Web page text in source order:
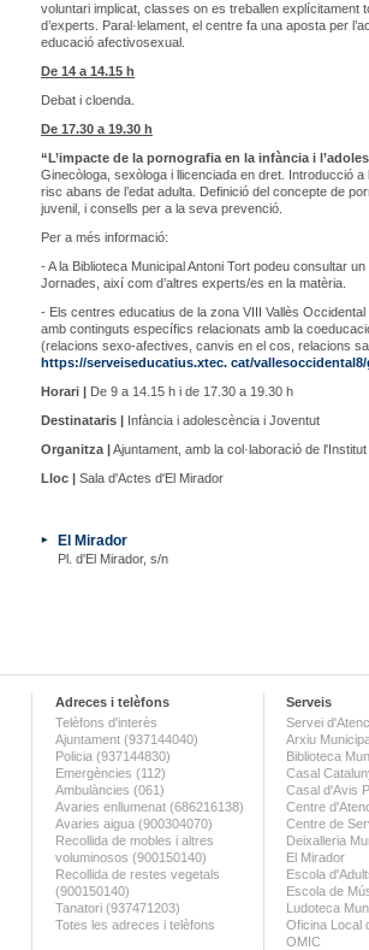
voluntari implicat, classes on es treballen explícitament
d’experts. Paral·lelament, el centre fa una aposta per
educació afectivosexual.
De 14 a 14.15 h
Debat i cloenda.
De 17.30 a 19.30 h
“L’impacte de la pornografia en la infància i
Ginecòloga, sexòloga i llicenciada en dret. Introducció
risc abans de l’edat adulta. Definició del concepte de
juvenil, i consells per a la seva prevenció.
Per a més informació:
- A la Biblioteca Municipal Antoni Tort podeu consultar
Jornades, així com d’altres experts/es en la matèria.
- Els centres educatius de la zona VIII Vallès
amb continguts específics relacionats amb la
(relacions sexo-afectives, canvis en el cos, relacions
https://serveiseducatius.xtec. cat/
Horari | De 9 a 14.15 h i de 17.30 a 19.30 h
Destinataris | Infància i adolescència i Joventut
Organitza |Ajuntament, amb la col·laboració de
Lloc | Sala d'Actes d'El Mirador
El Mirador
Pl. d'El Mirador, s/n
Adreces i telèfons
Telèfons d'interès
Ajuntament (937144040)
Policia (937144830)
Emergències (112)
Ambulàncies (061)
Avaries enllumenat (686216138)
Avaries aigua (900304070)
Recollida de mobles i altres
voluminosos (900150140)
Recollida de restes vegetals
(900150140)
Tanatori (937471203)
Totes les adreces i telèfons
Serveis
Servei
Arxiu
Biblioteca
Casal
Casal d'Avis
Centre
Centre de
Deixalleria
El Mirador
Escola
Escola de
Ludoteca
Oficina Local
OMIC